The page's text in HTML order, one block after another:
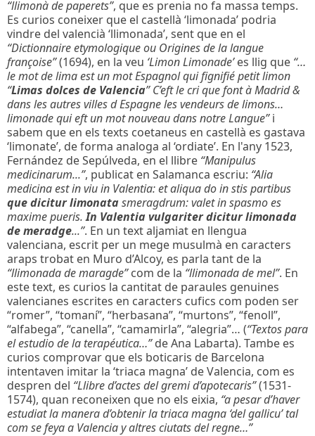
“llimonà de paperets”, que es prenia no fa massa temps.
Es curios coneixer que el castellà ‘limonada’ podria
vindre del valencià ‘llimonada’, sent que en el
“Dictionnaire etymologique ou Origines de la langue
françoise”(1694), en la veu ‘Limon Limonade’es llig que “…
le mot de lima est un mot Espagnol qui fignifié petit limon
“Limas dolces de Valencia” C’eft le cri que font à Madrid &
dans les autres villes d Espagne les vendeurs de limons…
limonade qui eft un mot nouveau dans notre Langue”i
sabem que en els texts coetaneus en castellà es gastava
‘limonate’, de forma analoga al ‘ordiate’. En l'any 1523,
Fernández de Sepúlveda, en el llibre “Manipulus
medicinarum...”, publicat en Salamanca escriu: “Alia
medicina est in viu in Valentia: et aliqua do in stis partibus
que diciturlimonatasmeragdrum: valet in spasmo es
maxime pueris.In Valentia vulgariter dicitur limonada
de meradge...”. En un text aljamiat en llengua
valenciana, escrit per un mege musulmà en caracters
araps trobat en Muro d’Alcoy, es parla tant de la
“llimonada de maragde”com de la “llimonada de mel”. En
este text, es curios la cantitat de paraules genuines
valencianes escrites en caracters cufics com poden ser
“romer”, “tomaní”, “herbasana”, “murtons”, “fenoll”,
“alfabega”, “canella”, “camamirla”, “alegria”… (“Textos para
el estudio de la terapéutica…”de Ana Labarta). Tambe es
curios comprovar que els boticaris de Barcelona
intentaven imitar la ‘triaca magna’ de Valencia, com es
despren del “Llibre d’actes del gremi d’apotecaris”(1531-
1574), quan reconeixen que no els eixia, “a pesar d’haver
estudiat la manera d’obtenir la triaca magna ‘del gallicu’ tal
com se feya a Valencia y altres ciutats del regne…”